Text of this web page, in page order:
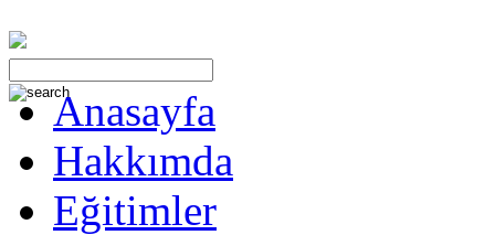
Anasayfa
Hakkımda
Eğitimler